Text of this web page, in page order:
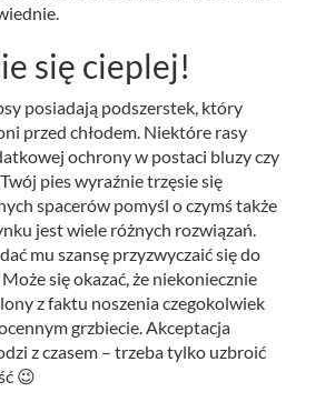
się cieplej!
posiadają podszerstek, który
przed chłodem. Niektóre rasy
ochrony w postaci bluzy czy
pies wyraźnie trzęsie się
spacerów pomyśl o czymś także
jest wiele różnych rozwiązań.
mu szansę przyzwyczaić się do
się okazać, że niekoniecznie
z faktu noszenia czegokolwiek
grzbiecie. Akceptacja
z czasem – trzeba tylko uzbroić
😉